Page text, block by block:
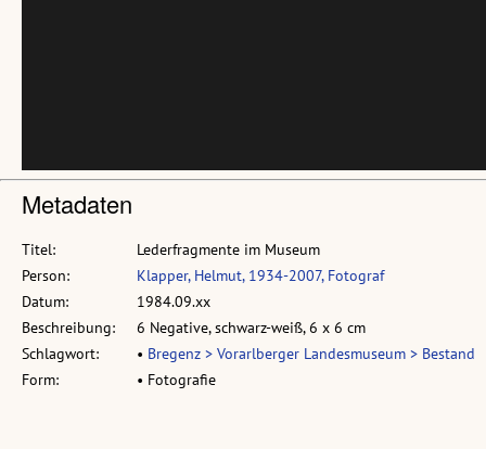
Metadaten
Titel:
Lederfragmente im Museum
Person:
Klapper, Helmut, 1934-2007, Fotograf
Datum:
1984.09.xx
Beschreibung:
6 Negative, schwarz-weiß, 6 x 6 cm
Schlagwort:
• Bregenz > Vorarlberger Landesmuseum > Bestand
Form:
• Fotografie